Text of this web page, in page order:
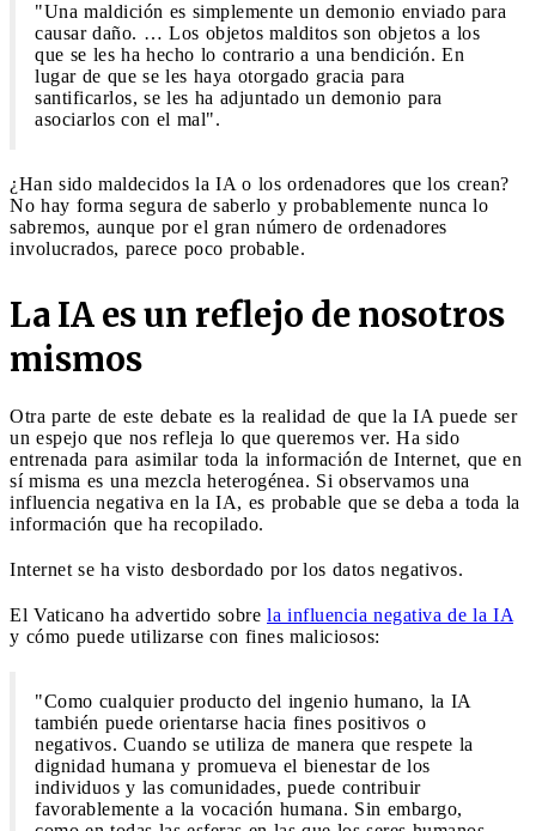
"Una maldición es simplemente un demonio enviado para
causar daño. … Los objetos malditos son objetos a los
que se les ha hecho lo contrario a una bendición. En
lugar de que se les haya otorgado gracia para
santificarlos, se les ha adjuntado un demonio para
asociarlos con el mal".
¿Han sido maldecidos la IA o los ordenadores que los crean?
No hay forma segura de saberlo y probablemente nunca lo
sabremos, aunque por el gran número de ordenadores
involucrados, parece poco probable.
La IA es un reflejo de nosotros
mismos
Otra parte de este debate es la realidad de que la IA puede ser
un espejo que nos refleja lo que queremos ver. Ha sido
entrenada para asimilar toda la información de Internet, que en
sí misma es una mezcla heterogénea. Si observamos una
influencia negativa en la IA, es probable que se deba a toda la
información que ha recopilado.
Internet se ha visto desbordado por los datos negativos.
El Vaticano ha advertido sobre la influencia negativa de la IA
y cómo puede utilizarse con fines maliciosos:
"Como cualquier producto del ingenio humano, la IA
también puede orientarse hacia fines positivos o
negativos. Cuando se utiliza de manera que respete la
dignidad humana y promueva el bienestar de los
individuos y las comunidades, puede contribuir
favorablemente a la vocación humana. Sin embargo,